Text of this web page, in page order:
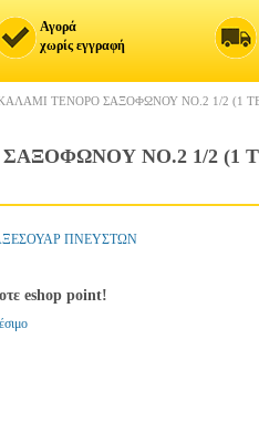
Αγορά
χωρίς εγγραφή
ΚΑΛΑΜΙ ΤΕΝΟΡΟ ΣΑΞΟΦΩΝΟΥ ΝΟ.2 1/2 (1
ΣΑΞΟΦΩΝΟΥ ΝΟ.2 1/2 (1
ΑΞΕΣΟΥΑΡ ΠΝΕΥΣΤΩΝ
eshop point!